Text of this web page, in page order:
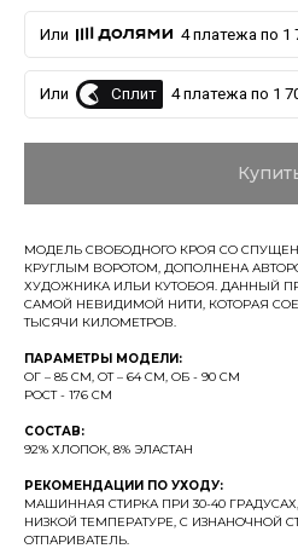
Или 4 платежа по 1
Или Сплит 4 платежа по 1
МОДЕЛЬ СВОБОДНОГО КРОЯ СО
КРУГЛЫМ ВОРОТОМ, ДОПОЛНЕНА
ХУДОЖНИКА ИЛЬИ КУТОБОЯ. ДАННЫЙ
САМОЙ НЕВИДИМОЙ НИТИ, КОТОРАЯ
ТЫСЯЧИ КИЛОМЕТРОВ.
ПАРАМЕТРЫ МОДЕЛИ:
ОГ – 85 СМ, ОТ – 64 СМ, ОБ - 90 СМ
РОСТ - 176 СМ
СОСТАВ:
92% ХЛОПОК, 8% ЭЛАСТАН
РЕКОМЕНДАЦИИ ПО УХОДУ:
МАШИННАЯ СТИРКА ПРИ 30-40
НИЗКОЙ ТЕМПЕРАТУРЕ, С ИЗНАНОЧНОЙ
ОТПАРИВАТЕЛЬ.